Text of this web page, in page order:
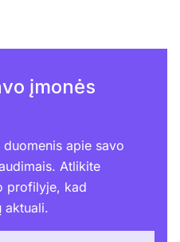
įmonės
apie savo
Atlikite
profilyje, kad
aktuali.